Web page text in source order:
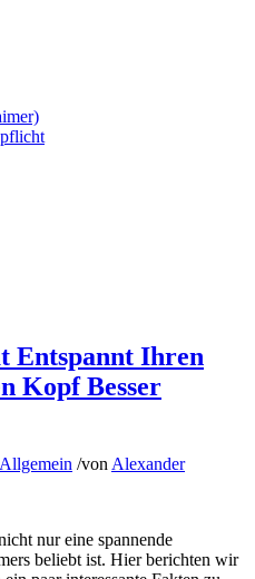
Entspannt Ihren
Kopf Besser
Allgemein /von Alexander
nur eine spannende
beliebt ist. Hier berichten wir